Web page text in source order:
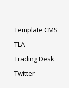
Template CMS
TLA
Trading Desk
Twitter